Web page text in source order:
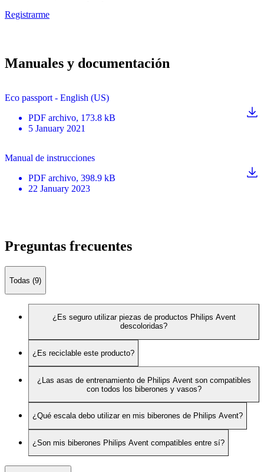
Registrarme
Manuales y documentación
Eco passport - English (US)
PDF archivo, 173.8 kB
5 January 2021
Manual de instrucciones
PDF archivo, 398.9 kB
22 January 2023
Preguntas frecuentes
Todas (9)
¿Es seguro utilizar piezas de productos Philips Avent
descoloridas?
¿Es reciclable este producto?
¿Las asas de entrenamiento de Philips Avent son compatibles
con todos los biberones y vasos?
¿Qué escala debo utilizar en mis biberones de Philips Avent?
¿Son mis biberones Philips Avent compatibles entre sí?